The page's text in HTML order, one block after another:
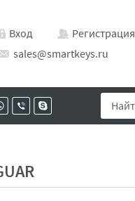
Вход
Регистрация
sales@smartkeys.ru